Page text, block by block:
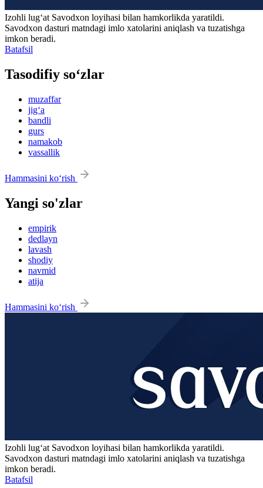
Izohli lugʻat Savodxon loyihasi bilan hamkorlikda yaratildi.
Savodxon dasturi matndagi imlo xatolarini aniqlash va tuzatishga
imkon beradi.
Batafsil
Tasodifiy so‘zlar
muzaffar
jig‘a
bandli
gurs
namakob
vassallik
Hammasini ko‘rish
Yangi so'zlar
empirik
dedlayn
lavash
shodiy
navmid
atija
Hammasini ko‘rish
Izohli lugʻat Savodxon loyihasi bilan hamkorlikda yaratildi.
Savodxon dasturi matndagi imlo xatolarini aniqlash va tuzatishga
imkon beradi.
Batafsil